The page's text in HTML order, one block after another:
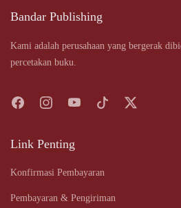
Bandar Publishing
Kami adalah perusahaan yang bergerak
percetakan buku.
Link Penting
Konfirmasi Pembayaran
Pembayaran & Pengiriman